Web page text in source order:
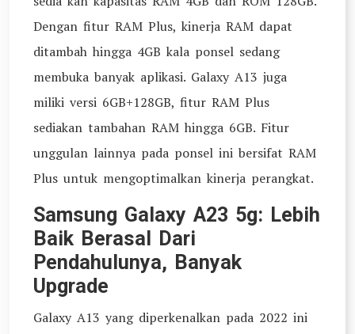
Dengan fitur RAM Plus, kinerja RAM dapat
ditambah hingga 4GB kala ponsel sedang
membuka banyak aplikasi. Galaxy A13 juga
miliki versi 6GB+128GB, fitur RAM Plus
sediakan tambahan RAM hingga 6GB. Fitur
unggulan lainnya pada ponsel ini bersifat RAM
Plus untuk mengoptimalkan kinerja perangkat.
Samsung Galaxy A23 5g: Lebih
Baik Berasal Dari
Pendahulunya, Banyak
Upgrade
Galaxy A13 yang diperkenalkan pada 2022 ini